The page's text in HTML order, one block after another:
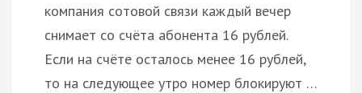
компания сотовой связи каждый вечер
снимает со счёта абонента 16 рублей.
Если на счёте осталось менее 16 рублей,
то на следующее утро номер блокируют …